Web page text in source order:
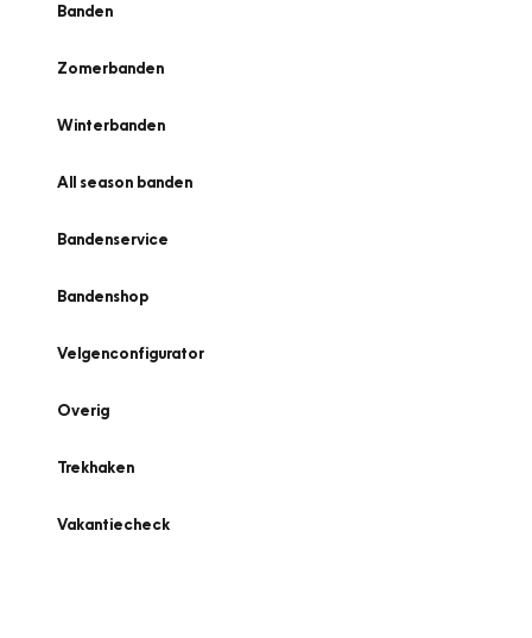
Banden
Zomerbanden
Winterbanden
All season banden
Bandenservice
Bandenshop
Velgenconfigurator
Overig
Trekhaken
Vakantiecheck